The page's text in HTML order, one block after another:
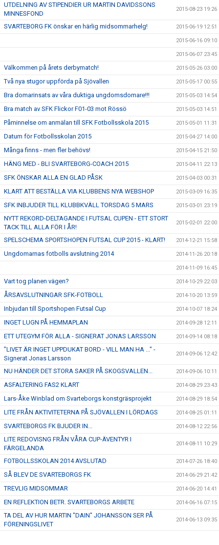
UTDELNING AV STIPENDIER UR MARTIN DAVIDSSONS
MINNESFOND
2015-08-23 19:26
SVARTEBORG FK önskar en härlig midsommarhelg! 2015-06-19 12:51
2015-06-16 09:10
2015-06-07 23:45
Välkommen på årets derbymatch! 2015-05-26 03:00
Två nya stugor uppförda på Sjövallen 2015-05-17 00:55
Bra domarinsats av våra duktiga ungdomsdomare!!! 2015-05-03 14:54
Bra match av SFK Flickor F01-03 mot Rössö 2015-05-03 14:51
Påminnelse om anmälan till SFK Fotbollsskola 2015 2015-05-01 11:31
Datum för Fotbollsskolan 2015 2015-04-27 14:00
Många finns - men fler behövs! 2015-04-15 21:50
HÄNG MED - BLI SVARTEBORG-COACH 2015 2015-04-11 22:13
SFK ÖNSKAR ALLA EN GLAD PÅSK 2015-04-03 00:31
KLART ATT BESTÄLLA VIA KLUBBENS NYA WEBSHOP 2015-03-09 16:35
SFK INBJUDER TILL KLUBBKVÄLL TORSDAG 5 MARS 2015-03-01 23:19
NYTT REKORD-DELTAGANDE I FUTSAL CUPEN - ETT STORT
TACK TILL ALLA FÖR I ÅR!
2015-02-01 22:00
SPELSCHEMA SPORTSHOPEN FUTSAL CUP 2015 - KLART! 2014-12-21 15:58
Ungdomarnas fotbolls avslutning 2014 2014-11-26 20:18
2014-11-09 16:45
Vart tog planen vägen? 2014-10-29 22:03
ÅRSAVSLUTNINGAR SFK-FOTBOLL 2014-10-20 13:59
Inbjudan till Sportshopen Futsal Cup 2014-10-07 18:24
INGET LUGN PÅ HEMMAPLAN 2014-09-28 12:11
ETT UTEGYM FÖR ALLA - SIGNERAT JONAS LARSSON 2014-09-14 08:18
”LIVET ÄR INGET UPPDUKAT BORD - VILL MAN HA ..." -
Signerat Jonas Larsson
2014-09-06 12:42
NU HÄNDER DET STORA SAKER PÅ SKOGSVALLEN... 2014-09-06 10:11
ASFALTERING FAS2 KLART 2014-08-29 23:43
Lars-Åke Winblad om Svarteborgs konstgräsprojekt 2014-08-29 18:54
LITE FRÅN AKTIVITETERNA PÅ SJÖVALLEN I LÖRDAGS 2014-08-25 01:11
SVARTEBORGS FK BJUDER IN... 2014-08-12 22:56
LITE REDOVISNG FRÅN VÅRA CUP-ÄVENTYR I
FÄRGELANDA
2014-08-11 10:29
FOTBOLLSSKOLAN 2014 AVSLUTAD 2014-07-26 18:40
SÅ BLEV DE SVARTEBORGS FK 2014-06-29 21:42
TREVLIG MIDSOMMAR 2014-06-20 14:41
EN REFLEKTION BETR. SVARTEBORGS ARBETE 2014-06-16 07:15
TA DEL AV HUR MARTIN "DAIN" JOHANSSON SER PÅ
FÖRENINGSLIVET
2014-06-13 09:35